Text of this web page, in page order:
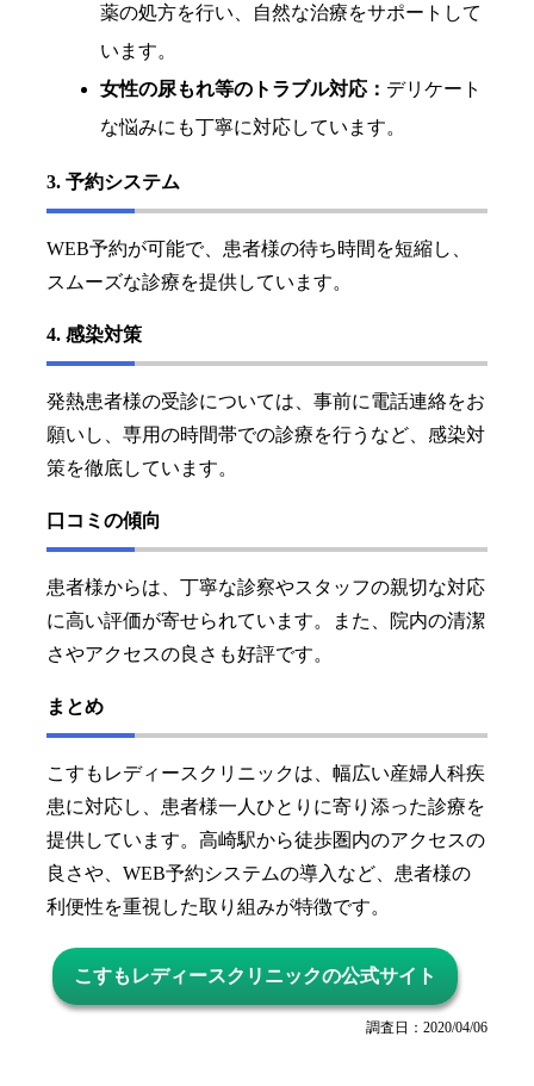
薬の処方を行い、自然な治療をサポートして
います。
女性の尿もれ等のトラブル対応： デリケート
な悩みにも丁寧に対応しています。
3. 予約システム
WEB予約が可能で、患者様の待ち時間を短縮し、
スムーズな診療を提供しています。
4. 感染対策
発熱患者様の受診については、事前に電話連絡をお
願いし、専用の時間帯での診療を行うなど、感染対
策を徹底しています。
口コミの傾向
患者様からは、丁寧な診察やスタッフの親切な対応
に高い評価が寄せられています。また、院内の清潔
さやアクセスの良さも好評です。
まとめ
こすもレディースクリニックは、幅広い産婦人科疾
患に対応し、患者様一人ひとりに寄り添った診療を
提供しています。高崎駅から徒歩圏内のアクセスの
良さや、WEB予約システムの導入など、患者様の
利便性を重視した取り組みが特徴です。
こすもレディースクリニックの公式サイト
調査日：2020/04/06